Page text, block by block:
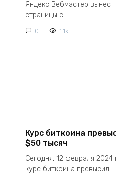
Яндекс Вебмастер вынес
страницы с
0 1.1k.
Курс биткоина
$50 тысяч
Сегодня, 12 февраля 2024
курс биткоина превысил